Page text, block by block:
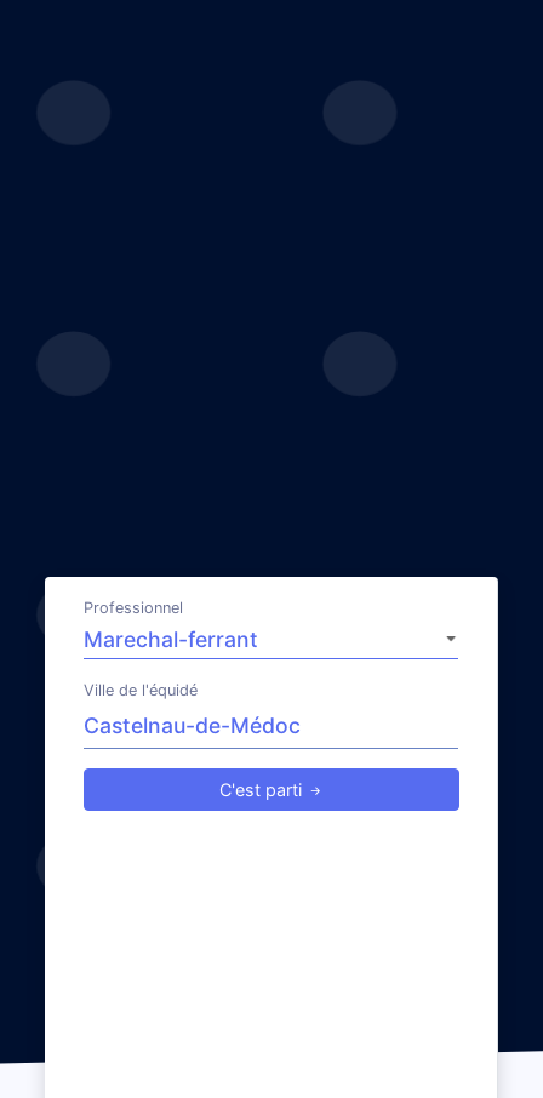
Professionnel
Ville de l'équidé
C'est parti